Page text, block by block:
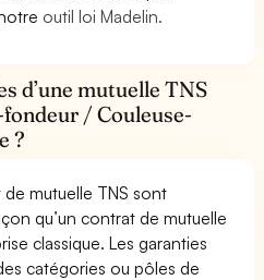
outil loi Madelin.
d’une mutuelle TNS
/ Couleuse-
?
de mutuelle TNS sont
qu’un contrat de mutuelle
classique. Les garanties
catégories ou pôles de